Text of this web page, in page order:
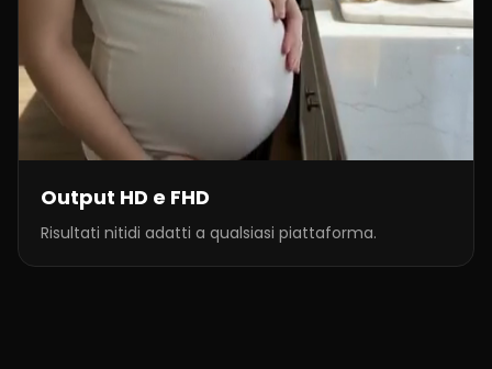
Output HD e FHD
Risultati nitidi adatti a qualsiasi piattaforma.